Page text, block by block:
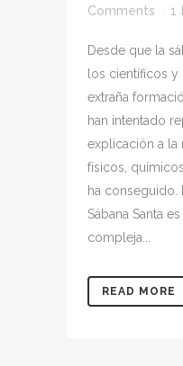
Comments 1
Desde que la
los científicos y
extraña
han intentado
explicación a la
físicos,
ha conseguido.
Sábana Santa
compleja...
READ MORE